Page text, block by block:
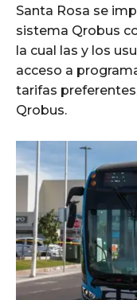
Santa Rosa se
sistema Qrobus
la cual las y los
acceso a
tarifas
Qrobus.